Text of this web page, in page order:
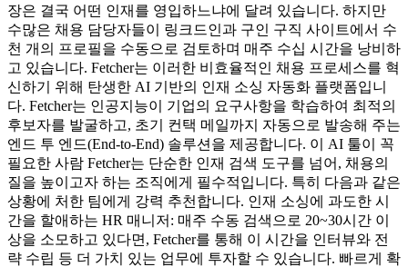
장은 결국 어떤 인재를 영입하느냐에 달려 있습니다. 하지만
수많은 채용 담당자들이 링크드인과 구인 구직 사이트에서 수
천 개의 프로필을 수동으로 검토하며 매주 수십 시간을 낭비하
고 있습니다. Fetcher는 이러한 비효율적인 채용 프로세스를 혁
신하기 위해 탄생한 AI 기반의 인재 소싱 자동화 플랫폼입니
다. Fetcher는 인공지능이 기업의 요구사항을 학습하여 최적의
후보자를 발굴하고, 초기 컨택 메일까지 자동으로 발송해 주는
엔드 투 엔드(End-to-End) 솔루션을 제공합니다. 이 AI 툴이 꼭
필요한 사람 Fetcher는 단순한 인재 검색 도구를 넘어, 채용의
질을 높이고자 하는 조직에게 필수적입니다. 특히 다음과 같은
상황에 처한 팀에게 강력 추천합니다. 인재 소싱에 과도한 시
간을 할애하는 HR 매니저: 매주 수동 검색으로 20~30시간 이
상을 소모하고 있다면, Fetcher를 통해 이 시간을 인터뷰와 전
략 수립 등 더 가치 있는 업무에 투자할 수 있습니다. 빠르게 확